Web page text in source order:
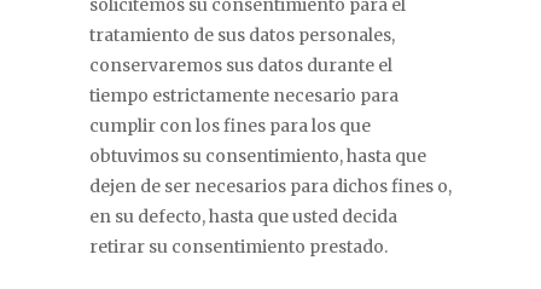
solicitemos su consentimiento para el
tratamiento de sus datos personales,
conservaremos sus datos durante el
tiempo estrictamente necesario para
cumplir con los fines para los que
obtuvimos su consentimiento, hasta que
dejen de ser necesarios para dichos fines o,
en su defecto, hasta que usted decida
retirar su consentimiento prestado.